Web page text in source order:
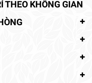
THEO KHÔNG GIAN